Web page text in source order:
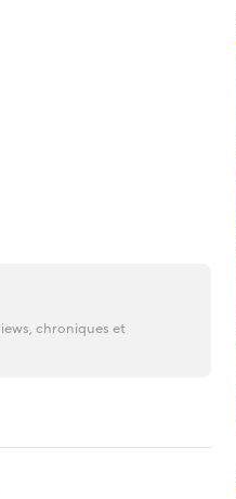
chroniques et